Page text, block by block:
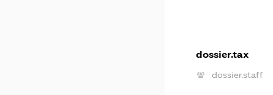
dossier.tax
dossier.staff